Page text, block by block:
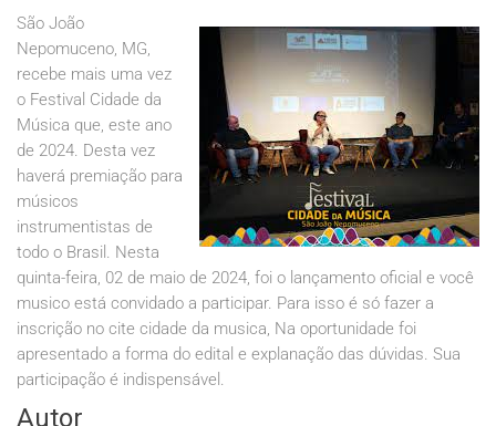
São João
Nepomuceno, MG,
recebe mais uma vez
o Festival Cidade da
Música que, este ano
de 2024. Desta vez
haverá premiação para
músicos
instrumentistas de
todo o Brasil. Nesta
quinta-feira, 02 de maio de 2024, foi o lançamento oficial e você
musico está convidado a participar. Para isso é só fazer a
inscrição no cite cidade da musica, Na oportunidade foi
apresentado a forma do edital e explanação das dúvidas. Sua
participação é indispensável.
Autor